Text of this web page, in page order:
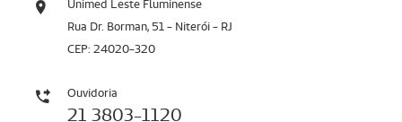
Unimed Leste Fluminense
Rua Dr. Borman, 51 - Niterói - RJ
CEP: 24020-320
Ouvidoria
21 3803-1120